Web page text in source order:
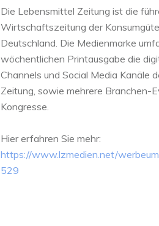
Die Lebensmittel Zeitung ist die
Wirtschaftszeitung der
Deutschland. Die Medienmarke
wöchentlichen Printausgabe die
Channels und Social Media Kanäle
Zeitung, sowie mehrere Branchen-
Kongresse.
Hier erfahren Sie mehr:
https://www.lzmedien.net/
529